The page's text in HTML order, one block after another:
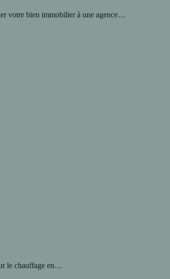
votre bien immobilier à une agence…
le chauffage en…